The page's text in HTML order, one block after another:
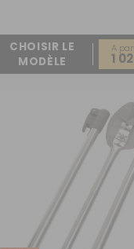
CHOISIR LE
MODÈLE
A
1